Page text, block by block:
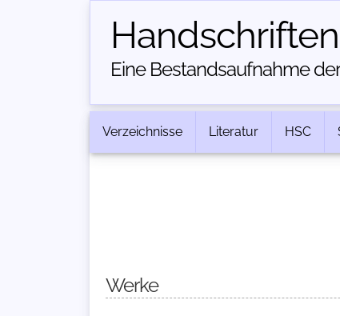
Eine Bestandsaufnahme
Verzeichnisse Literatur HSC
Werke